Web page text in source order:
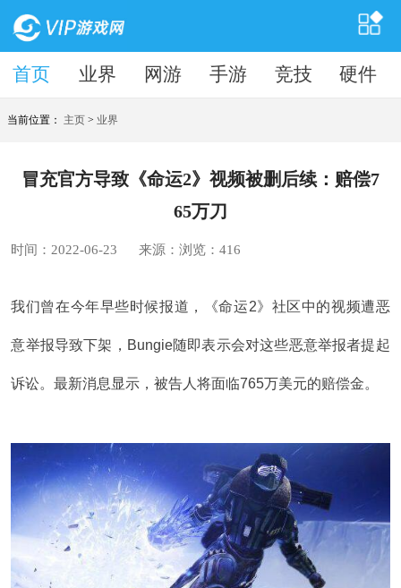
首页 业界 网游 手游 竞技 硬件
首页
当前位置： 主页 >业界
冒充官方导致《命运2》视频被删后续：赔偿7
65万刀
时间：2022-06-23 来源：浏览：416
我们曾在今年早些时候报道，《命运2》社区中的视频遭恶
意举报导致下架，Bungie随即表示会对这些恶意举报者提起
诉讼。最新消息显示，被告人将面临765万美元的赔偿金。